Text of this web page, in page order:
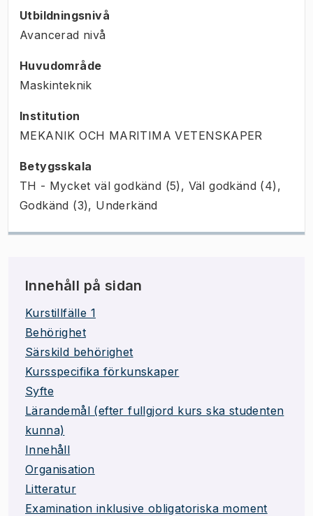
Utbildningsnivå
Avancerad nivå
Huvudområde
Maskinteknik
Institution
MEKANIK OCH MARITIMA VETENSKAPER
Betygsskala
TH - Mycket väl godkänd (5), Väl godkänd (4),
Godkänd (3), Underkänd
Innehåll på sidan
Kurstillfälle 1
Behörighet
Särskild behörighet
Kursspecifika förkunskaper
Syfte
Lärandemål (efter fullgjord kurs ska studenten
kunna)
Innehåll
Organisation
Litteratur
Examination inklusive obligatoriska moment